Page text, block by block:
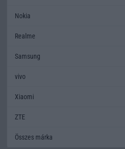
Nokia
Realme
Samsung
vivo
Xiaomi
ZTE
Összes márka